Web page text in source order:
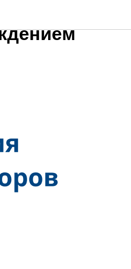
мест в ОАЭ с